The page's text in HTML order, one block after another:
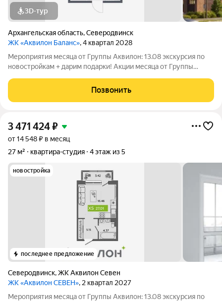
3D-тур
Архангельская область,Северодвинск
ЖК «Аквилон Баланс», 4 квартал 2028
Мероприятия месяца от Группы Аквилон: 13.08 экскурсия по
новостройкам + дарим подарки! Акции месяца от Группы
быстрый выход на
Позвонить
3 471 424₽
от 14 548 ₽ в месяц
27 м²
квартира-студия 4 этаж из 5
новостройка
последнее предложение
Северодвинск,ЖК Аквилон Севен
ЖК «Аквилон СЕВЕН», 2 квартал 2027
Мероприятия месяца от Группы Аквилон: 13.08 экскурсия по